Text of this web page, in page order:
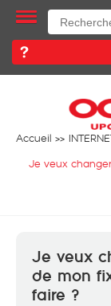
Accueil
Je veux
Je veux
de mon
faire ?